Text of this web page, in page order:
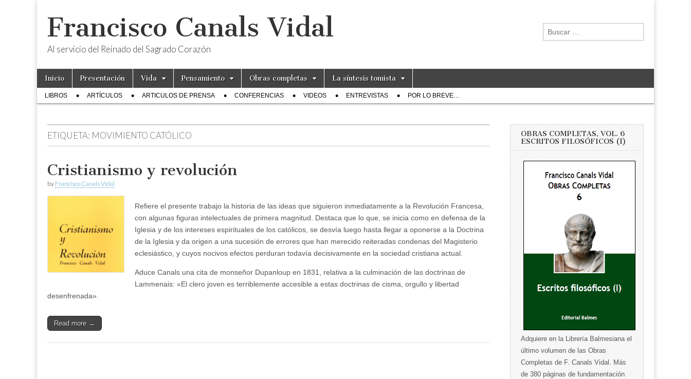
Francisco Canals Vidal
Al servicio del Reinado del Sagrado Corazón
Buscar:
Main
menu
Skip
content
Inicio Presentación Vida Pensamiento Obras completas La síntesis tomista
Sub
menu
LIBROS ARTÍCULOS ARTICULOS DE PRENSA CONFERENCIAS VIDEOS ENTREVISTAS POR LO BREVE…
ETIQUETA: MOVIMIENTO CATÓLICO
Cristianismo y revolución
by Francisco Canals Vidal
Refiere el presente trabajo la historia de las ideas que siguieron inmediatamente a la Revolución Francesa,
con algunas figuras intelectuales de primera magnitud. Destaca que lo que, se inicia como en defensa de la
Iglesia y de los intereses espirituales de los católicos, se desvía luego hasta llegar a oponerse a la Doctrina
de la Iglesia y da origen a una sucesión de errores que han merecido reiteradas condenas del Magisterio
eclesiástico, y cuyos nocivos efectos perduran todavía decisivamente en la sociedad cristiana actual.
Aduce Canals una cita de monseñor Dupanloup en 1831, relativa a la culminación de las doctrinas de
Lammenais: «El clero joven es terriblemente accesible a estas doctrinas de cisma, orgullo y libertad
desenfrenada».
Read more →
OBRAS COMPLETAS, VOL. 6
ESCRITOS FILOSÓFICOS (I)
Adquiere en la Librería Balmesiana el
último volumen de las Obras
Completas de F. Canals Vidal. Más
de 380 páginas de fundamentación